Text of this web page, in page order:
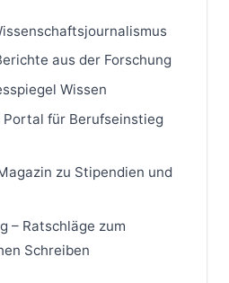
aus der Forschung
Wissen
Portal für Berufseinstieg
zu Stipendien und
– Ratschläge zum
Schreiben